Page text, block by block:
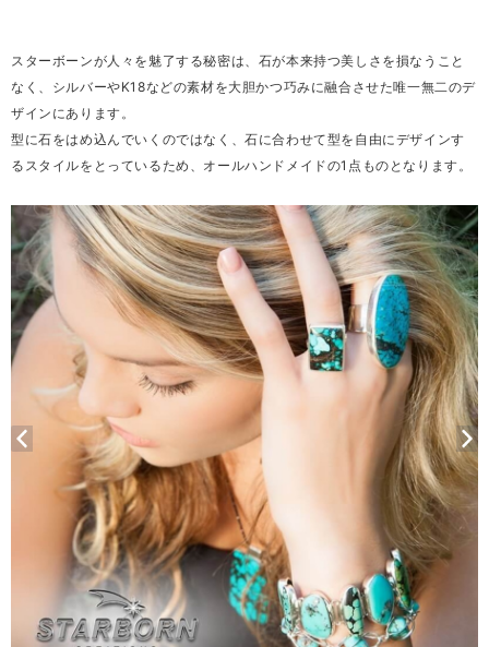
スターボーンが人々を魅了する秘密は、石が本来持つ美しさを損なうこと
なく、シルバーやK18などの素材を大胆かつ巧みに融合させた唯一無二のデ
ザインにあります。
型に石をはめ込んでいくのではなく、石に合わせて型を自由にデザインす
るスタイルをとっているため、オールハンドメイドの1点ものとなります。